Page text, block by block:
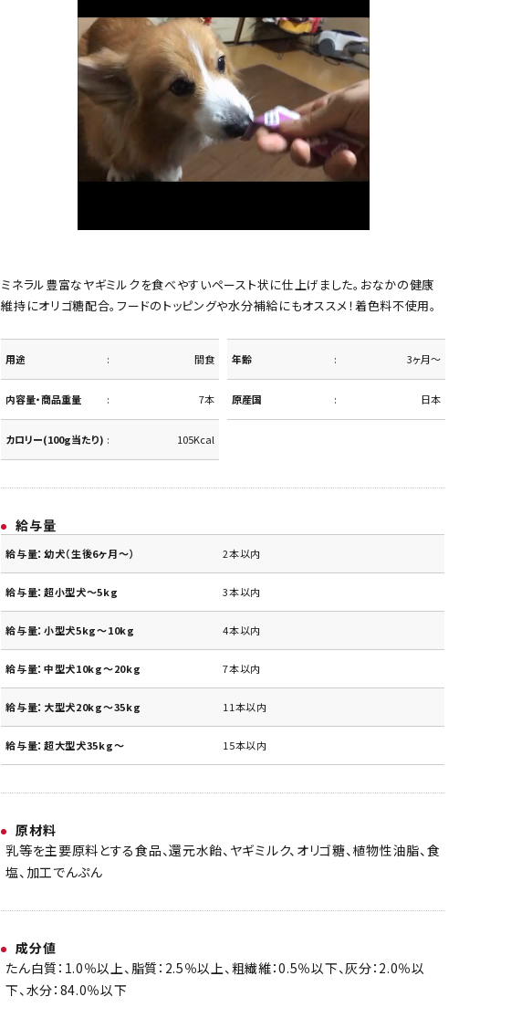
ミネラル豊富なヤギミルクを食べやすいペースト状に仕上げました。おなかの健康
維持にオリゴ糖配合。フードのトッピングや水分補給にもオススメ！着色料不使用。
用途 間食 年齢 3ヶ月～
内容量・商品重量 7本 原産国 日本
カロリー(100g当たり) 105Kcal
給与量
給与量：幼犬（生後6ヶ月～） 2本以内
給与量：超小型犬～5kg 3本以内
給与量：小型犬5kg～10kg 4本以内
給与量：中型犬10kg～20kg 7本以内
給与量：大型犬20kg～35kg 11本以内
給与量：超大型犬35kg～ 15本以内
原材料
乳等を主要原料とする食品、還元水飴、ヤギミルク、オリゴ糖、植物性油脂、食
塩、加工でんぷん
成分値
たん白質：1.0％以上、脂質：2.5％以上、粗繊維：0.5％以下、灰分：2.0％以
下、水分：84.0％以下